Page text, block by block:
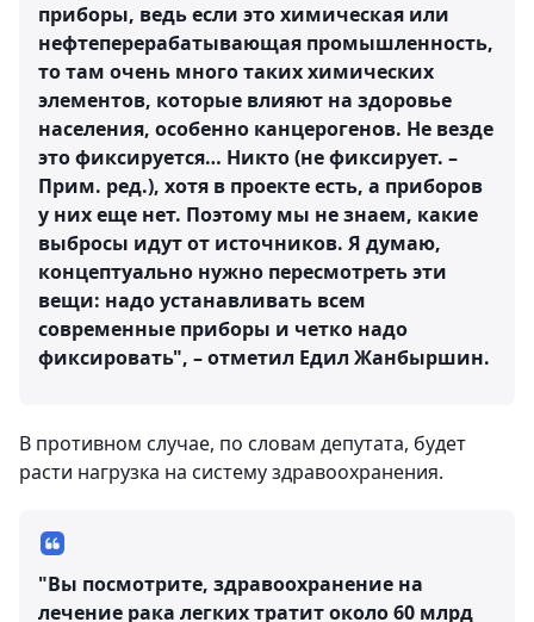
приборы, ведь если это химическая или
нефтеперерабатывающая промышленность,
то там очень много таких химических
элементов, которые влияют на здоровье
населения, особенно канцерогенов. Не везде
это фиксируется… Никто (не фиксирует. –
Прим. ред.), хотя в проекте есть, а приборов
у них еще нет. Поэтому мы не знаем, какие
выбросы идут от источников. Я думаю,
концептуально нужно пересмотреть эти
вещи: надо устанавливать всем
современные приборы и четко надо
фиксировать", – отметил Едил Жанбыршин.
В противном случае, по словам депутата, будет
расти нагрузка на систему здравоохранения.
"Вы посмотрите, здравоохранение на
лечение рака легких тратит около 60 млрд